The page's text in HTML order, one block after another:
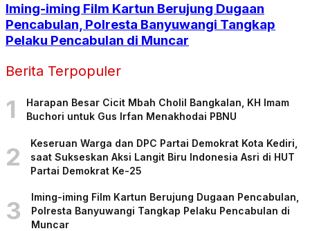
Iming-iming Film Kartun Berujung Dugaan
Pencabulan, Polresta Banyuwangi Tangkap
Pelaku Pencabulan di Muncar
Berita Terpopuler
1
Harapan Besar Cicit Mbah Cholil Bangkalan, KH Imam
Buchori untuk Gus Irfan Menakhodai PBNU
2
Keseruan Warga dan DPC Partai Demokrat Kota Kediri,
saat Sukseskan Aksi Langit Biru Indonesia Asri di HUT
Partai Demokrat Ke-25
3
Iming-iming Film Kartun Berujung Dugaan Pencabulan,
Polresta Banyuwangi Tangkap Pelaku Pencabulan di
Muncar